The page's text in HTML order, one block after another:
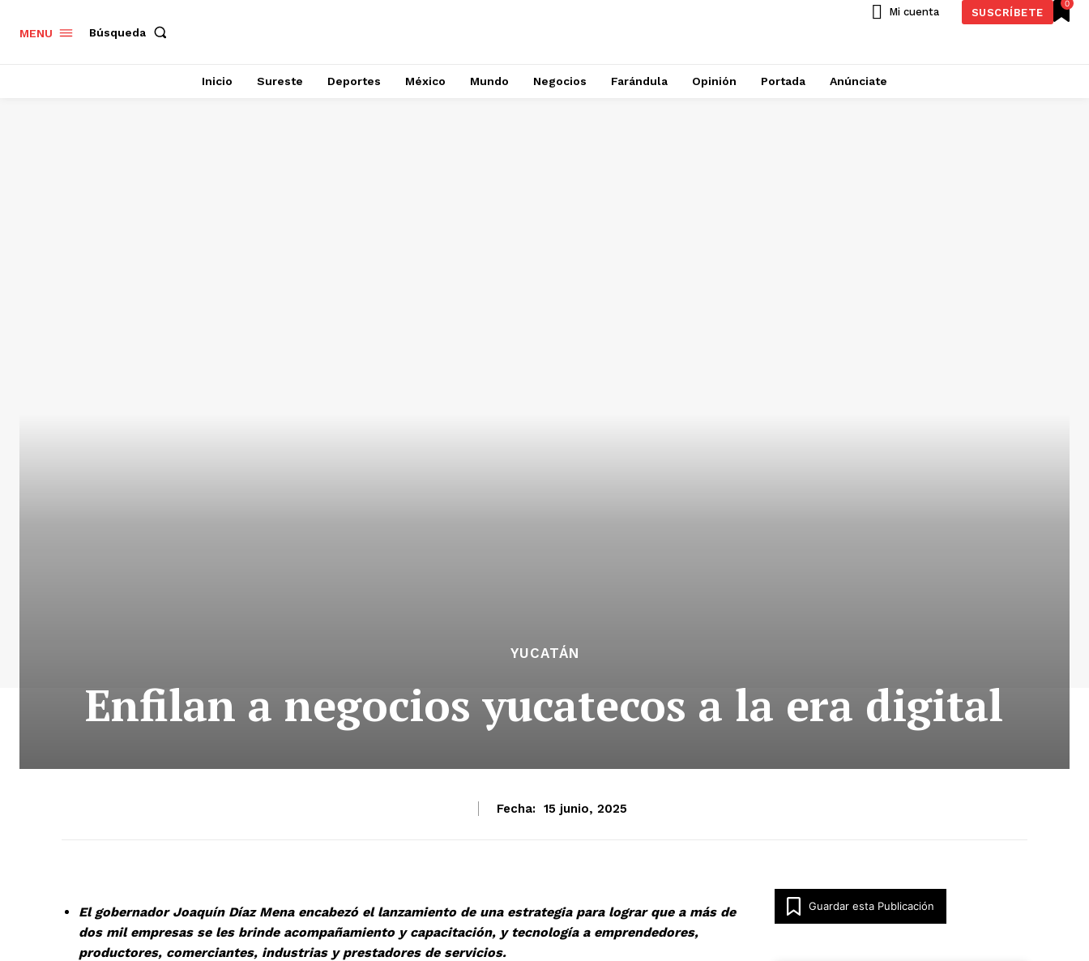
MENU Búsqueda
0
Mi cuenta SUSCRÍBETE
Inicio Sureste Deportes México Mundo Negocios Farándula Opinión Portada Anúnciate
YUCATÁN
Enfilan a negocios yucatecos a la era digital
Fecha: 15 junio, 2025
El gobernador Joaquín Díaz Mena encabezó el lanzamiento de una estrategia para lograr que a más de
dos mil empresas se les brinde acompañamiento y capacitación, y tecnología a emprendedores,
productores, comerciantes, industrias y prestadores de servicios.
Guardar esta Publicación